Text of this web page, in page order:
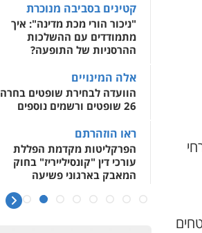
קטינים בסביבה מנוכרת
"ניכור הורי מכת מדינה": איך
מתמודדים עם ההשלכות
ההרסניות של התופעה?
אלה המינויים
הוועדה לבחירת שופטים בחרה
26 שופטים ורשמים נוספים
ראו הוזהרתם
הפרקליטות מקדמת הפללת
עורכי דין "קונסילייריז" בחוק
המאבק בארגוני פשיעה
משרות אמון